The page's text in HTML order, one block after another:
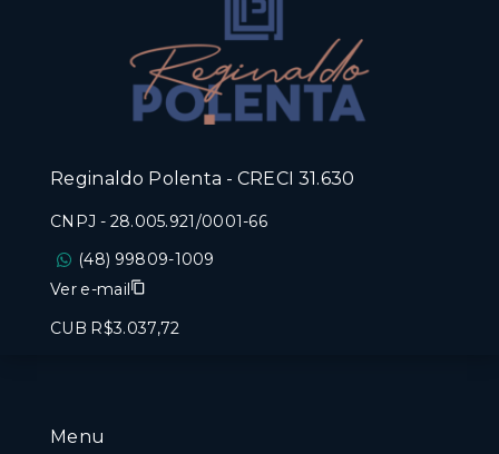
Menu
Reginaldo Polenta - CRECI 31.630
CNPJ - 28.005.921/0001-66
(48) 99809-1009
Ver e-mail
CUB R$3.037,72